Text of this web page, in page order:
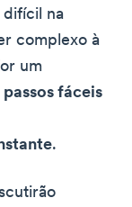
difícil na
complexo à
um
fáceis
.